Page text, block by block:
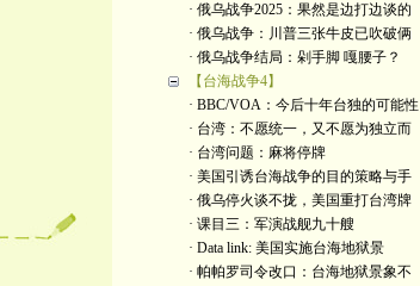
· 俄乌战争2025：果然是边打边谈的
· 俄乌战争：川普三张牛皮已吹破俩
· 俄乌战争结局：剁手脚 嘎腰子？
【台海战争4】
· BBC/VOA：今后十年台独的可能性
· 台湾：不愿统一，又不愿为独立而
· 台湾问题：麻将停牌
· 美国引诱台海战争的目的策略与手
· 俄乌停火谈不拢，美国重打台湾牌
· 课目三：军演战舰九十艘
· Data link: 美国实施台海地狱景
· 帕帕罗司令改口：台海地狱景象不